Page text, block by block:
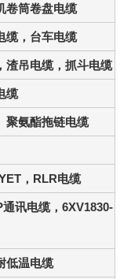
卷筒卷盘电缆
缆，台车电缆
渣吊电缆，抓斗电缆
缆
聚氨酯拖链电缆
，RLR电缆
讯电缆，6XV1830-
低温电缆